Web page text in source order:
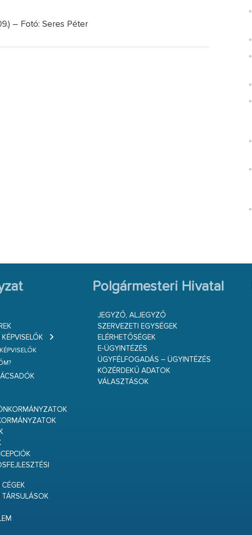
– Fotó: Seres Péter
Polgármesteri Hivatal
JEGYZŐ, ALJEGYZŐ
SZERVEZETI EGYSÉGEK
ELÉRHETŐSÉGEK
E-ÜGYINTÉZÉS
ÜGYFÉLFOGADÁS – ÜGYINTÉZÉS
KÖZÉRDEKŰ ADATOK
VÁLASZTÁSOK